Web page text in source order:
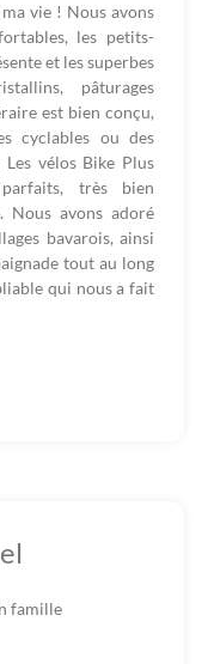
vie ! Nous avons
les petits-
et les superbes
pâturages
est bien conçu,
cyclables ou des
vélos Bike Plus
très bien
Nous avons adoré
bavarois, ainsi
tout au long
qui nous a fait
famille